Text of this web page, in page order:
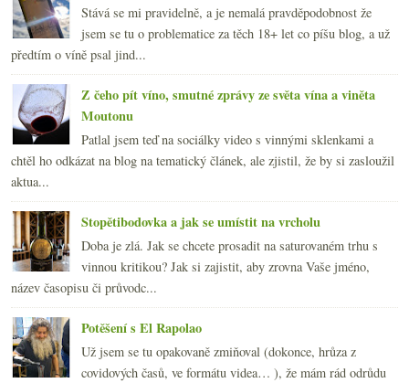
Stává se mi pravidelně, a je nemalá pravděpodobnost že
jsem se tu o problematice za těch 18+ let co píšu blog, a už
předtím o víně psal jind...
Z čeho pít víno, smutné zprávy ze světa vína a viněta
Moutonu
Patlal jsem teď na sociálky video s vinnými sklenkami a
chtěl ho odkázat na blog na tematický článek, ale zjistil, že by si zasloužil
aktua...
Stopětibodovka a jak se umístit na vrcholu
Doba je zlá. Jak se chcete prosadit na saturovaném trhu s
vinnou kritikou? Jak si zajistit, aby zrovna Vaše jméno,
název časopisu či průvodc...
Potěšení s El Rapolao
Už jsem se tu opakovaně zmiňoval (dokonce, hrůza z
covidových časů, ve formátu videa… ), že mám rád odrůdu